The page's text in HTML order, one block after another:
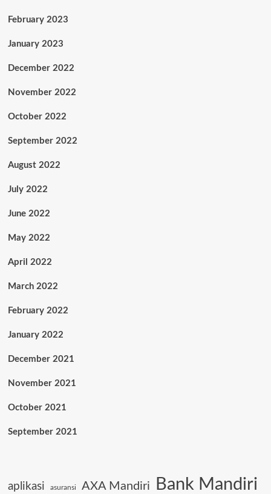
February 2023
January 2023
December 2022
November 2022
October 2022
September 2022
August 2022
July 2022
June 2022
May 2022
April 2022
March 2022
February 2022
January 2022
December 2021
November 2021
October 2021
September 2021
aplikasi asuransi AXA Mandiri Bank Mandiri